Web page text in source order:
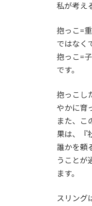
私が考え
抱っこ=
ではなく
抱っこ=
です。
抱っこし
やかに育
また、こ
果は、『
誰かを頼
うことが
ます。
スリング